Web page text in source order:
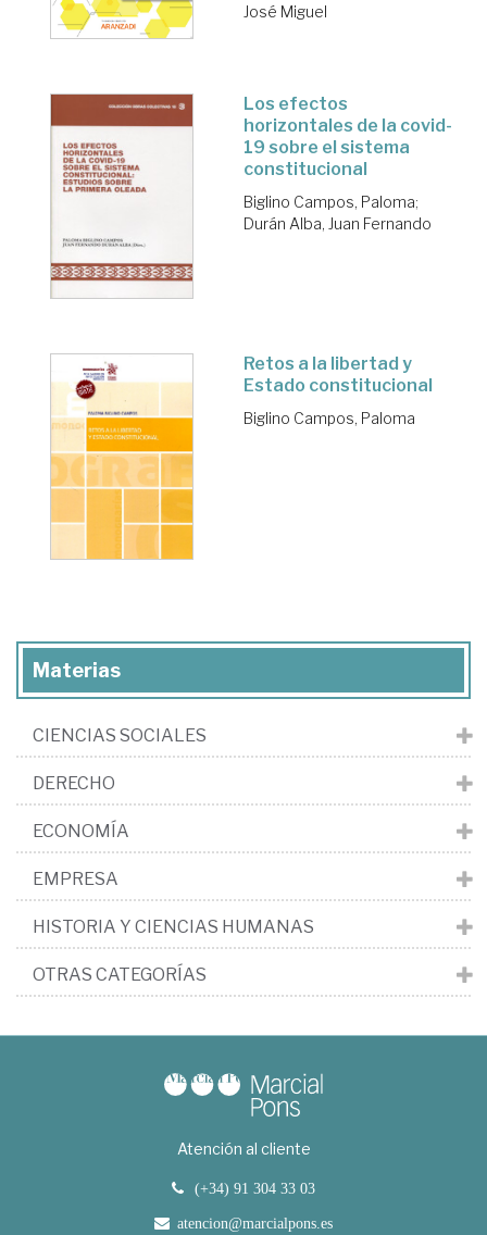
José Miguel
Los efectos
horizontales de la covid-
19 sobre el sistema
constitucional
Biglino Campos, Paloma;
Durán Alba, Juan Fernando
Retos a la libertad y
Estado constitucional
Biglino Campos, Paloma
Materias
CIENCIAS SOCIALES
DERECHO
ECONOMÍA
EMPRESA
HISTORIA Y CIENCIAS HUMANAS
OTRAS CATEGORÍAS
Atención al cliente
(+34) 91 304 33 03
atencion@marcialpons.es